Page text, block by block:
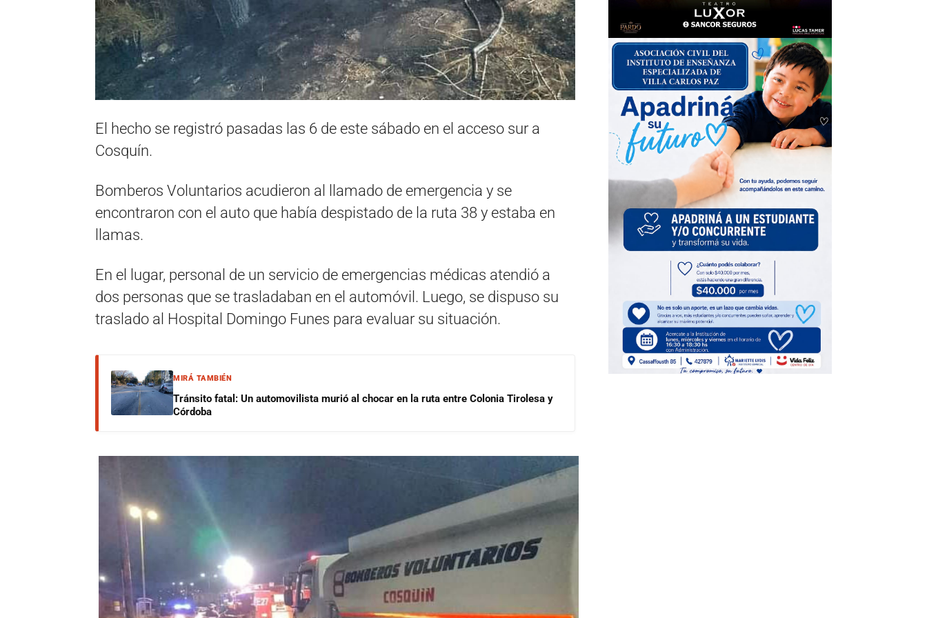
El hecho se registró pasadas las 6 de este sábado en el acceso sur a
Cosquín.
Bomberos Voluntarios acudieron al llamado de emergencia y se
encontraron con el auto que había despistado de la ruta 38 y estaba en
llamas.
En el lugar, personal de un servicio de emergencias médicas atendió a
dos personas que se trasladaban en el automóvil. Luego, se dispuso su
traslado al Hospital Domingo Funes para evaluar su situación.
MIRÁ TAMBIÉN
Tránsito fatal: Un automovilista murió al chocar en la ruta entre Colonia Tirolesa y
Córdoba